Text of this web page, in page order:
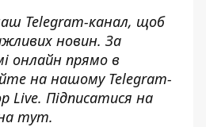
Telegram-канал, щоб
новин. За
онлайн прямо в
на нашому Telegram-
Live. Підписатися на
тут.